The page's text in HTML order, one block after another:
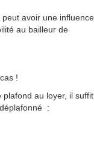
peut avoir une influence
au bailleur de
!
plafond au loyer, il suffit
: